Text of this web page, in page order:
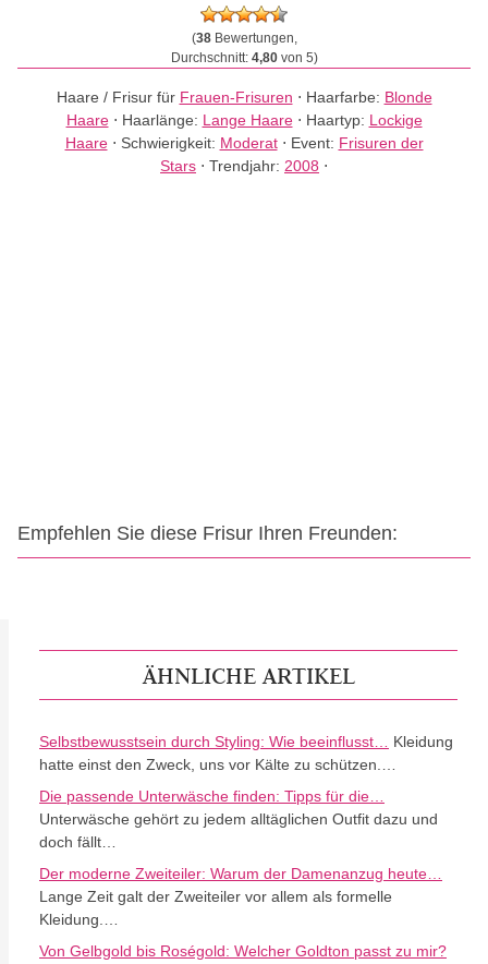
(38Bewertungen,
Durchschnitt: 4,80von 5)
Haare / Frisur für Frauen-Frisuren ⋅ Haarfarbe: Blonde
Haare⋅ Haarlänge: Lange Haare⋅ Haartyp: Lockige
Haare⋅ Schwierigkeit: Moderat⋅ Event: Frisuren der
Stars ⋅ Trendjahr: 2008 ⋅
Empfehlen Sie diese Frisur Ihren Freunden:
ÄHNLICHE ARTIKEL
Selbstbewusstsein durch Styling: Wie beeinflusst…
Kleidung
hatte einst den Zweck, uns vor Kälte zu schützen.…
Die passende Unterwäsche finden: Tipps für die…
Unterwäsche gehört zu jedem alltäglichen Outfit dazu und
doch fällt…
Der moderne Zweiteiler: Warum der Damenanzug heute…
Lange Zeit galt der Zweiteiler vor allem als formelle
Kleidung.…
Von Gelbgold bis Roségold: Welcher Goldton passt zu mir?